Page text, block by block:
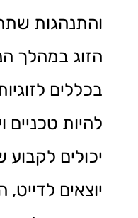
והתנהגות
הזוג במהלך
בכללים
להיות טכניים
יכולים
יוצאים לדייט,